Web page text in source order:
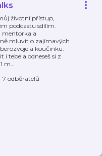
životní přístup,
podcastu sdílím.
mentorka a
mluvit o zajímavých
a koučinku.
tebe a odneseš si z
m…
7 odběratelů